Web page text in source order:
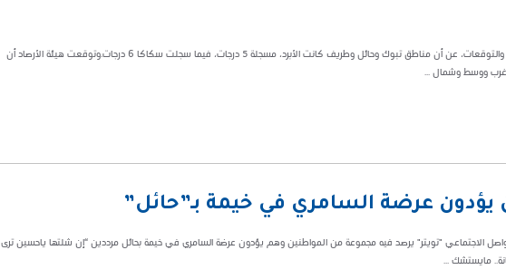
وكشفت بيانات المركز الإقليمي للتحاليل والتوقعات، عن أن مناطق ‏تبوك وحائل وطريف كانت الأبرد، مسجلة 5 درجات، فيما سجلت ‏سكاكا 6 درجات.‏وتوقعت هيئة الأرصاد أن
غرب ووسط وشمال ...
يؤدون عرضة السامري في خيمة بـ”حائل”
الاجتماعي "تويتر" يرصد فيه مجموعة من المواطنين وهم يؤدون عرضة السامري في خيمة بحائل مرددين “إن شلتها ياحسين ترى
مايستشك ...